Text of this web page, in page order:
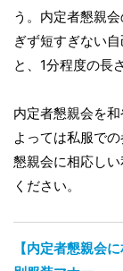
う。内定者懇親
ぎず短すぎない
と、1分程度の長
内定者懇親会を
よっては私服で
懇親会に相応し
ください。
【内定者懇親会